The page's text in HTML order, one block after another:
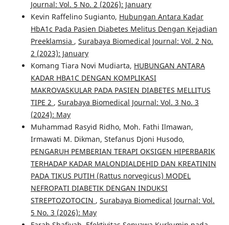
Journal: Vol. 5 No. 2 (2026): January
Kevin Raffelino Sugianto, Hubungan Antara Kadar
HbA1c Pada Pasien Diabetes Melitus Dengan Kejadian
Preeklamsia , Surabaya Biomedical Journal: Vol. 2 No.
2 (2023): January
Komang Tiara Novi Mudiarta, HUBUNGAN ANTARA
KADAR HBA1C DENGAN KOMPLIKASI
MAKROVASKULAR PADA PASIEN DIABETES MELLITUS
TIPE 2 , Surabaya Biomedical Journal: Vol. 3 No. 3
(2024): May
Muhammad Rasyid Ridho, Moh. Fathi Ilmawan,
Irmawati M. Dikman, Stefanus Djoni Husodo,
PENGARUH PEMBERIAN TERAPI OKSIGEN HIPERBARIK
TERHADAP KADAR MALONDIALDEHID DAN KREATININ
PADA TIKUS PUTIH (Rattus norvegicus) MODEL
NEFROPATI DIABETIK DENGAN INDUKSI
STREPTOZOTOCIN , Surabaya Biomedical Journal: Vol.
5 No. 3 (2026): May